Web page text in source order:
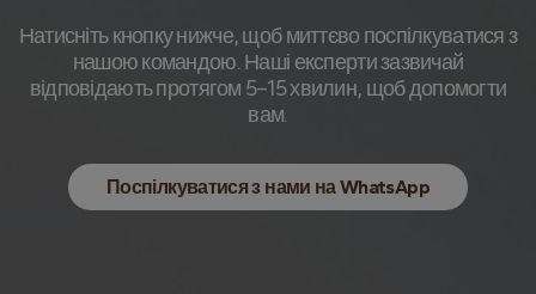
Натисніть кнопку нижче, щоб миттєво поспілкуватися з
нашою командою. Наші експерти зазвичай
відповідають протягом 5–15 хвилин, щоб допомогти
вам.
Поспілкуватися з нами на WhatsApp